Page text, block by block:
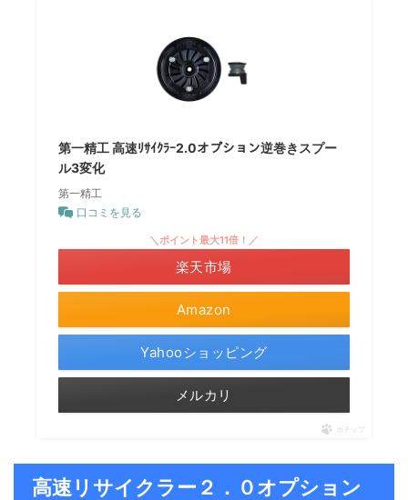
第一精工 高速ﾘｻｲｸﾗｰ2.0オプション逆巻きスプー
ル3変化
第一精工
口コミを見る
Amazon
＼ポイント最大11倍！／
楽天市場
Yahooショッピング
メルカリ
ポチップ
高速リサイクラー２．０オプション